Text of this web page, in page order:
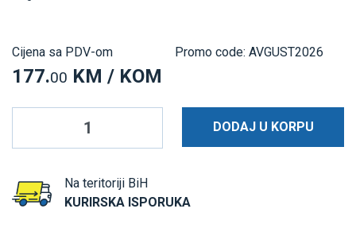
Cijena sa PDV-om
177.00 KM / KOM
Promo code: AVGUST2026
DODAJ U KORPU
Na teritoriji BiH
KURIRSKA ISPORUKA